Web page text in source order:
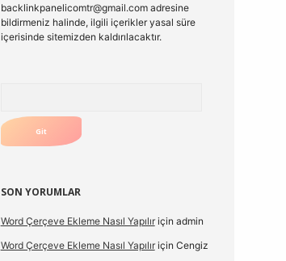
backlinkpanelicomtr@gmail.comadresine
bildirmeniz halinde, ilgili içerikler yasal süre
içerisinde sitemizden kaldırılacaktır.
SON YORUMLAR
Word Çerçeve Ekleme Nasıl Yapılıriçin admin
Word Çerçeve Ekleme Nasıl Yapılıriçin Cengiz